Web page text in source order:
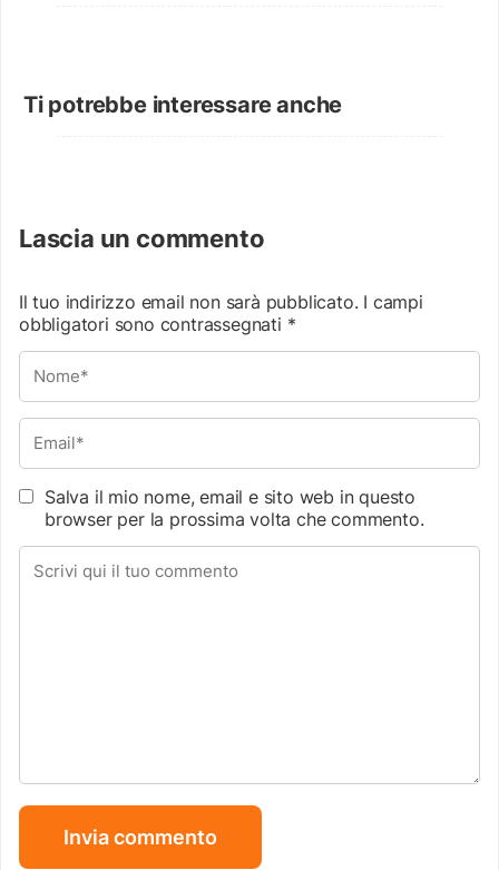
Ti potrebbe interessare anche
Lascia un commento
Il tuo indirizzo email non sarà pubblicato. I campi
obbligatori sono contrassegnati *
Salva il mio nome, email e sito web in questo
browser per la prossima volta che commento.